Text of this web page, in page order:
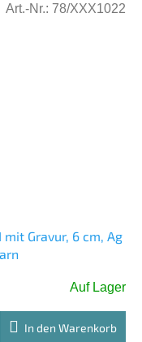
Gravur, 6 cm, Ag
Auf Lager
In den Warenkorb
Art.-Nr.: 78/XXX1022